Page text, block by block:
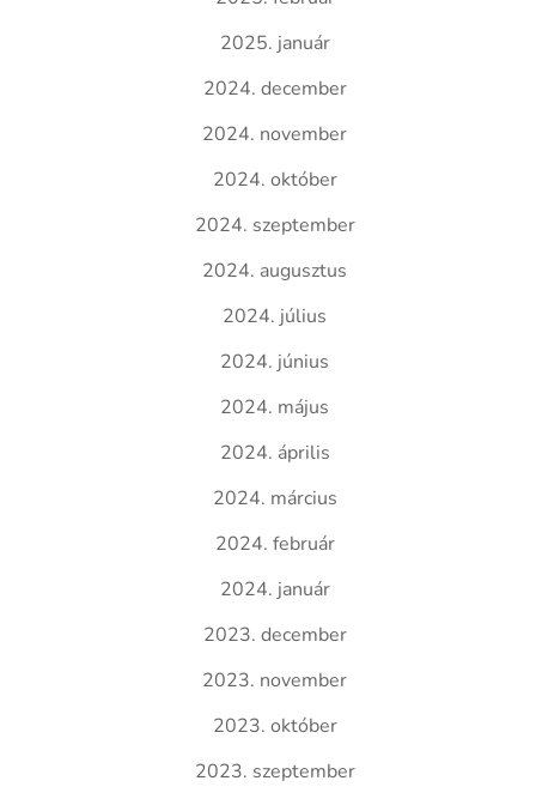
2025. január
2024. december
2024. november
2024. október
2024. szeptember
2024. augusztus
2024. július
2024. június
2024. május
2024. április
2024. március
2024. február
2024. január
2023. december
2023. november
2023. október
2023. szeptember